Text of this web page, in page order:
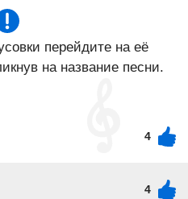
перейдите на её
на название песни.
4
4